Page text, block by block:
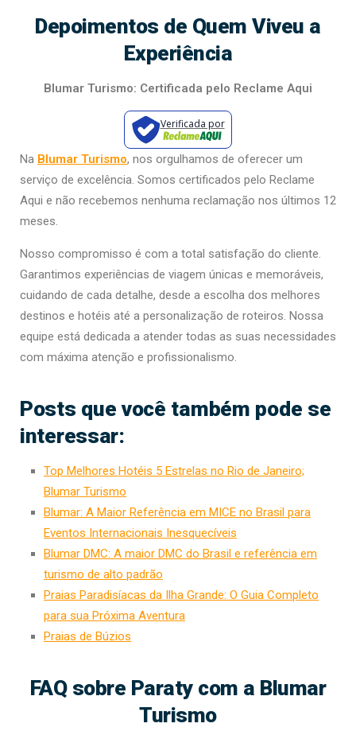
Depoimentos de Quem Viveu a
Experiência
Blumar Turismo: Certificada pelo Reclame Aqui
Verificada por
Na Blumar Turismo, nos orgulhamos de oferecer um
serviço de excelência. Somos certificados pelo Reclame
Aqui e não recebemos nenhuma reclamação nos últimos 12
meses.
Nosso compromisso é com a total satisfação do cliente.
Garantimos experiências de viagem únicas e memoráveis,
cuidando de cada detalhe, desde a escolha dos melhores
destinos e hotéis até a personalização de roteiros. Nossa
equipe está dedicada a atender todas as suas necessidades
com máxima atenção e profissionalismo.
Posts que você também pode se
interessar:
Top Melhores Hotéis 5 Estrelas no Rio de Janeiro;
Blumar Turismo
Blumar: A Maior Referência em MICE no Brasil para
Eventos Internacionais Inesquecíveis
Blumar DMC: A maior DMC do Brasil e referência em
turismo de alto padrão
Praias Paradisíacas da Ilha Grande: O Guia Completo
para sua Próxima Aventura
Praias de Búzios
FAQ sobre Paraty com a Blumar
Turismo